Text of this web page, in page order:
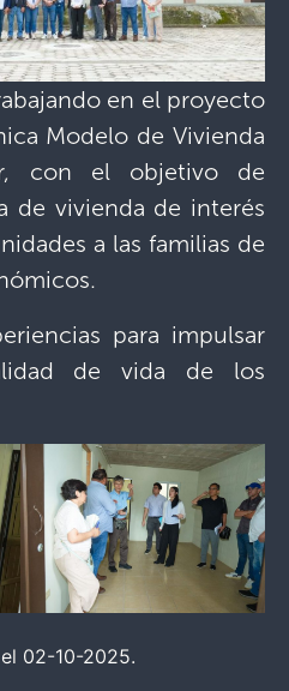
en el proyecto
Modelo de Vivienda
con el objetivo de
de vivienda de interés
a las familias de
para impulsar
de vida de los
02-10-2025.